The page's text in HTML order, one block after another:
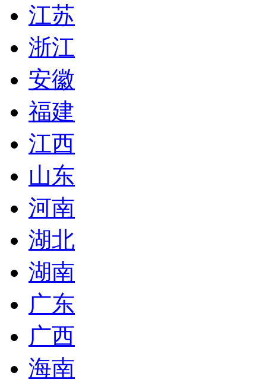
江苏
浙江
安徽
福建
江西
山东
河南
湖北
湖南
广东
广西
海南